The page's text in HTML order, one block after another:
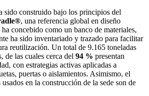
sido construido bajo los principios del
, una referencia global en diseño
concebido como un banco de materiales,
ha sido inventariado y trazado para facilitar
reutilización. Un total de 9.165 toneladas
de las cuales cerca del 94 % presentan
con estrategias activas aplicadas a
puertas o aislamientos. Asimismo, el
en la construcción de la sede son de